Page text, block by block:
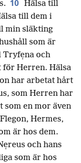
10 Hälsa till
till dem i
min släkting
som är
Tryfẹna och
Herren. Hälsa
har arbetat hårt
som Herren har
som en mor även
Hermes,
är hos dem.
och hans
som är hos